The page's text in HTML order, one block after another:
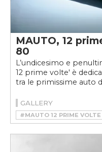
MAUTO, 12
80
L’undicesimo e
12 prime volte' è
tra le primissime auto
GALLERY
#MAUTO 12 PRIME VOLTE
#MOTORE ROTATIVO
#NSU